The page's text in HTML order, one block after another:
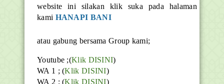
website ini silakan klik suka pada halaman
kami HANAPI BANI
atau gabung bersama Group kami;
Youtube ;(Klik DISINI)
WA 1 ; (Klik DISINI)
WA 2 ; (Klik DISINI)